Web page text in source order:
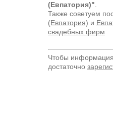
(Евпатория)"
Также советуем
(Евпатория) и
свадебных фирм
Чтобы
достаточно